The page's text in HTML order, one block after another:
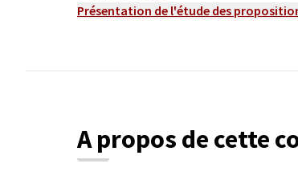
Présentation de l'étude des
A propos de cette